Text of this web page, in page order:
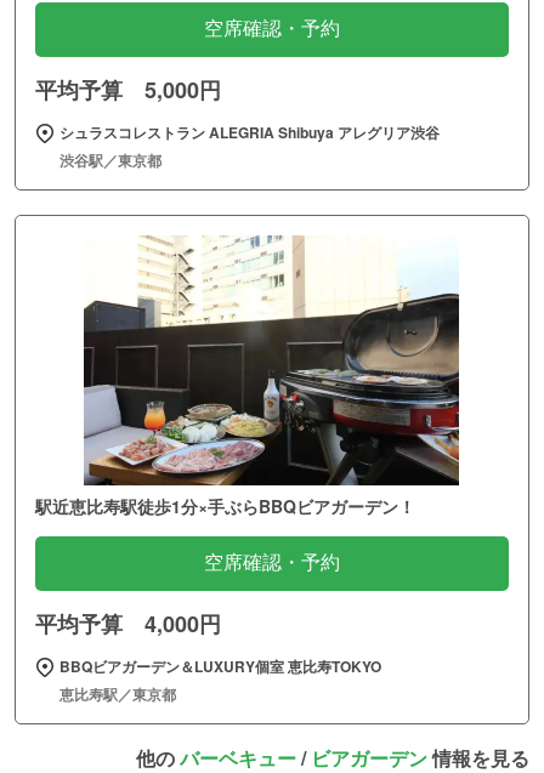
空席確認・予約
平均予算 5,000円
シュラスコレストラン ALEGRIA Shibuya アレグリア渋谷
渋谷駅／東京都
駅近恵比寿駅徒歩1分×手ぶらBBQビアガーデン！
空席確認・予約
平均予算 4,000円
BBQビアガーデン＆LUXURY個室 恵比寿TOKYO
恵比寿駅／東京都
他のバーベキュー/ ビアガーデン情報を見る